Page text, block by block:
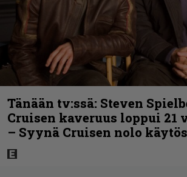
Tänään tv:ssä: Steven
Cruisen kaveruus loppui 21
– Syynä Cruisen nolo käytös